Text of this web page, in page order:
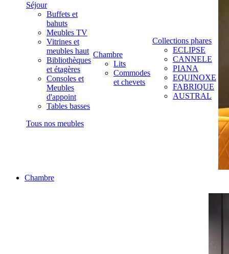
Séjour
Buffets et
bahuts
Meubles TV
Vitrines et
meubles haut
Bibliothèques
et étagères
Consoles et
Meubles
d'appoint
Tables basses
Tous nos meubles
Chambre
Lits
Commodes
et chevets
Collections phares
ECLIPSE
CANNELE
PIANA
EQUINOXE
FABRIQUE
AUSTRAL
Chambre